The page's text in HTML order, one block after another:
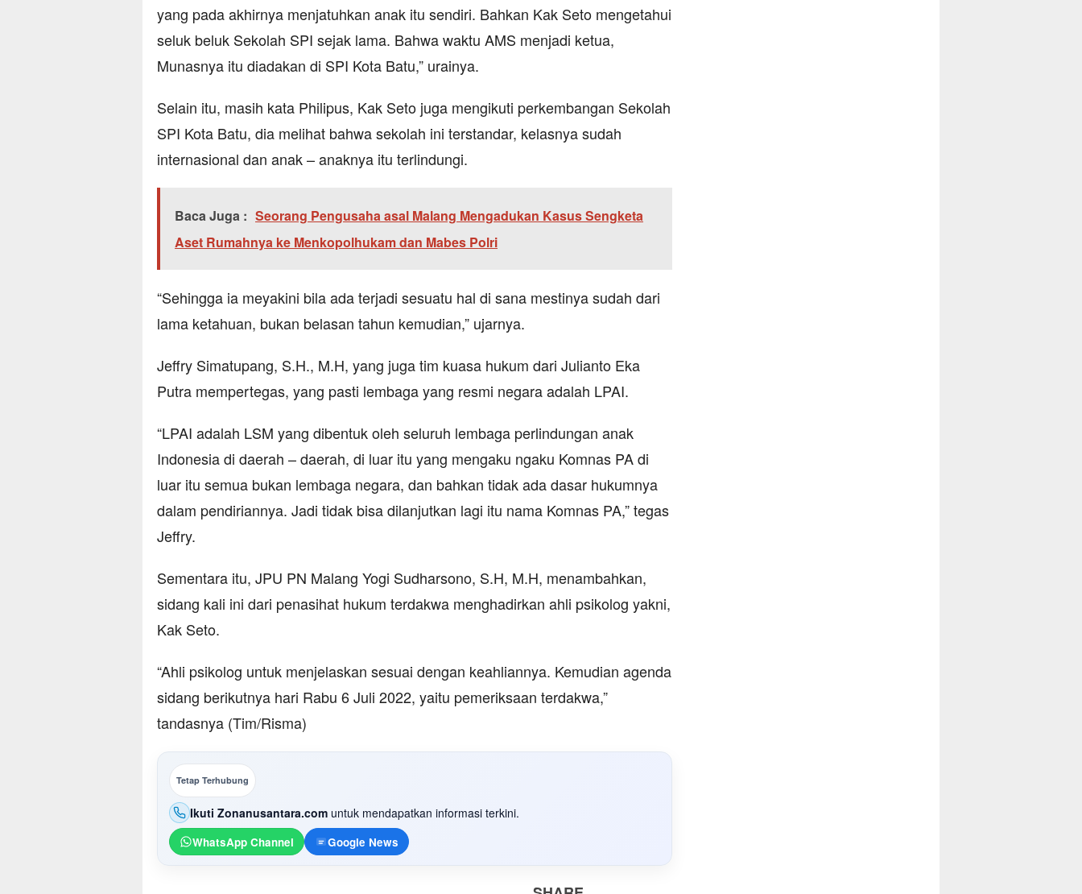
yang pada akhirnya menjatuhkan anak itu sendiri. Bahkan Kak Seto mengetahui
seluk beluk Sekolah SPI sejak lama. Bahwa waktu AMS menjadi ketua,
Munasnya itu diadakan di SPI Kota Batu,” urainya.
Selain itu, masih kata Philipus, Kak Seto juga mengikuti perkembangan Sekolah
SPI Kota Batu, dia melihat bahwa sekolah ini terstandar, kelasnya sudah
internasional dan anak – anaknya itu terlindungi.
Baca Juga : Seorang Pengusaha asal Malang Mengadukan Kasus Sengketa
Aset Rumahnya ke Menkopolhukam dan Mabes Polri
“Sehingga ia meyakini bila ada terjadi sesuatu hal di sana mestinya sudah dari
lama ketahuan, bukan belasan tahun kemudian,” ujarnya.
Jeffry Simatupang, S.H., M.H, yang juga tim kuasa hukum dari Julianto Eka
Putra mempertegas, yang pasti lembaga yang resmi negara adalah LPAI.
“LPAI adalah LSM yang dibentuk oleh seluruh lembaga perlindungan anak
Indonesia di daerah – daerah, di luar itu yang mengaku ngaku Komnas PA di
luar itu semua bukan lembaga negara, dan bahkan tidak ada dasar hukumnya
dalam pendiriannya. Jadi tidak bisa dilanjutkan lagi itu nama Komnas PA,” tegas
Jeffry.
Sementara itu, JPU PN Malang Yogi Sudharsono, S.H, M.H, menambahkan,
sidang kali ini dari penasihat hukum terdakwa menghadirkan ahli psikolog yakni,
Kak Seto.
“Ahli psikolog untuk menjelaskan sesuai dengan keahliannya. Kemudian agenda
sidang berikutnya hari Rabu 6 Juli 2022, yaitu pemeriksaan terdakwa,”
tandasnya (Tim/Risma)
Tetap Terhubung
Ikuti Zonanusantara.com untuk mendapatkan informasi terkini.
WhatsApp Channel Google News